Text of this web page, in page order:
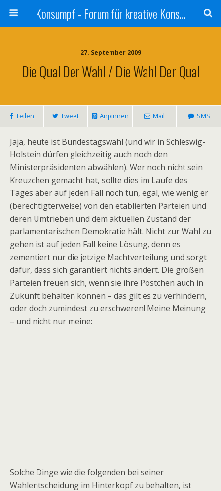
Konsumpf - Forum für kreative Konsumkritik - Culture Jamming, Nachhaltigkeit, Konzernkritik, Adbusting
27. September 2009
Die Qual Der Wahl / Die Wahl Der Qual
Teilen Tweet Anpinnen Mail SMS
Jaja, heute ist Bundestagswahl (und wir in Schleswig-
Holstein dürfen gleichzeitig auch noch den
Ministerpräsidenten abwählen). Wer noch nicht sein
Kreuzchen gemacht hat, sollte dies im Laufe des
Tages aber auf jeden Fall noch tun, egal, wie wenig er
(berechtigterweise) von den etablierten Parteien und
deren Umtrieben und dem aktuellen Zustand der
parlamentarischen Demokratie hält. Nicht zur Wahl zu
gehen ist auf jeden Fall keine Lösung, denn es
zementiert nur die jetzige Machtverteilung und sorgt
dafür, dass sich garantiert nichts ändert. Die großen
Parteien freuen sich, wenn sie ihre Pöstchen auch in
Zukunft behalten können – das gilt es zu verhindern,
oder doch zumindest zu erschweren! Meine Meinung
– und nicht nur meine:
Solche Dinge wie die folgenden bei seiner
Wahlentscheidung im Hinterkopf zu behalten, ist